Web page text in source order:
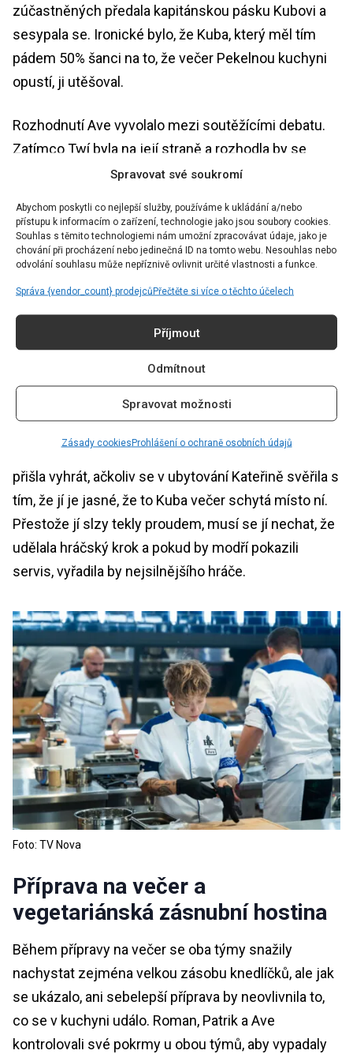
Spravovat své soukromí
Abychom poskytli co nejlepší služby, používáme k ukládání a/nebo
přístupu k informacím o zařízení, technologie jako jsou soubory cookies.
Souhlas s těmito technologiemi nám umožní zpracovávat údaje, jako je
chování při procházení nebo jedinečná ID na tomto webu. Nesouhlas nebo
odvolání souhlasu může nepříznivě ovlivnit určité vlastnosti a funkce.
Správa {vendor_count} prodejcůPřečtěte si více o těchto účelech
Příjmout
Odmítnout
Spravovat možnosti
Zásady cookiesProhlášení o ochraně osobních údajů
zúčastněných předala kapitánskou pásku Kubovi a
sesypala se. Ironické bylo, že Kuba, který měl tím
pádem 50% šanci na to, že večer Pekelnou kuchyni
opustí, ji utěšoval.
Rozhodnutí Ave vyvolalo mezi soutěžícími debatu.
Zatímco Twí byla na její straně a rozhodla by se
pravděpodobně podobně, Kateřina s jejím
představit, že člověk, o kterým tady tvrdím, že prostě
spolu půjdeme do finále, s kterým tady strávím
nejvíc času a říkám mu bráško, tak potom ho hodím
večer jako na špalek,”shrnula svůj názor a vyjádřila
jím zároveň myšlenky nejednoho diváka.
kameru ve zpovědnici, Samantha a Paťo svůj
nesouhlas s rozhodnutím Ave dali najevo před
ale i přesto stála, protože doHell’s Kitchen Česko
přišla vyhrát, ačkoliv se v ubytování Kateřině svěřila s
tím, že jí je jasné, že to Kuba večer schytá místo ní.
Přestože jí slzy tekly proudem, musí se jí nechat, že
udělala hráčský krok a pokud by modří pokazili
servis, vyřadila by nejsilnějšího hráče.
Foto: TV Nova
Příprava na večer a
vegetariánská zásnubní hostina
Během přípravy na večer se oba týmy snažily
nachystat zejména velkou zásobu knedlíčků, ale jak
se ukázalo, ani sebelepší příprava by neovlivnila to,
co se v kuchyni událo. Roman, Patrik a Ave
kontrolovali své pokrmy u obou týmů, aby vypadaly